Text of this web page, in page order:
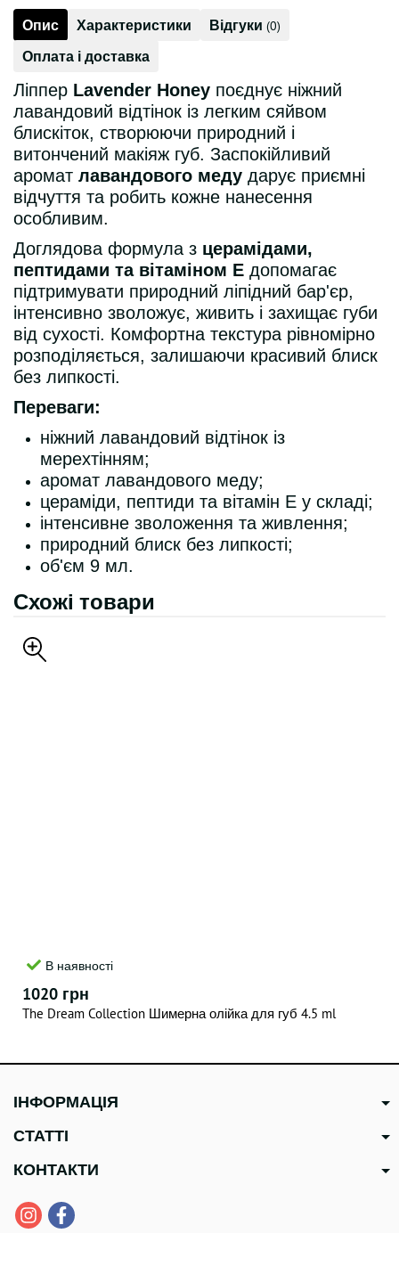
Опис Характеристики Відгуки (0)
Оплата і доставка
Ліппер Lavender Honey поєднує ніжний
лавандовий відтінок із легким сяйвом
блискіток, створюючи природний і
витончений макіяж губ. Заспокійливий
аромат лавандового меду дарує приємні
відчуття та робить кожне нанесення
особливим.
Доглядова формула з церамідами,
пептидами та вітаміном Е допомагає
підтримувати природний ліпідний бар'єр,
інтенсивно зволожує, живить і захищає губи
від сухості. Комфортна текстура рівномірно
розподіляється, залишаючи красивий блиск
без липкості.
Переваги:
ніжний лавандовий відтінок із
мерехтінням;
аромат лавандового меду;
цераміди, пептиди та вітамін Е у складі;
інтенсивне зволоження та живлення;
природний блиск без липкості;
об'єм 9 мл.
Схожі товари
В наявності
1020 грн
The Dream Collection Шимерна олійка для губ 4.5 ml
ІНФОРМАЦІЯ
СТАТТІ
КОНТАКТИ